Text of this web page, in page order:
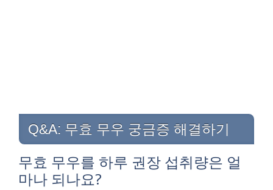
Q&A: 무효 무우 궁금증 해결하기
무효 무우를 하루 권장 섭취량은 얼
마나 되나요?